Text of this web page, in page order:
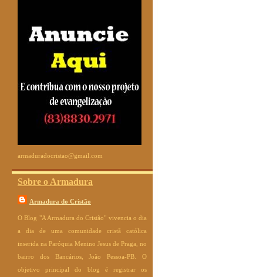
armaduradocristao@gmail.com
Sobre o Armadura
Armadura do Cristão
O Blog "A Armadura do Cristão" vivencia o dia
a dia de uma comunidade cristã católica
inserida na Paróquia Menino Jesus de Praga, no
bairro dos Bancários, João Pessoa-PB. O
objetivo principal do blog é registrar os